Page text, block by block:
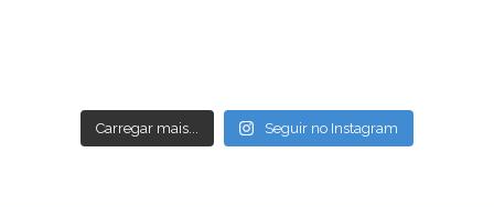
Carregar mais... Seguir no Instagram